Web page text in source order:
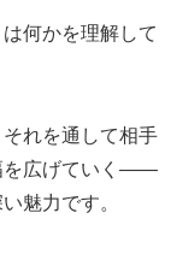
何かを理解して
れを通して相手
を広げていく――
魅力です。